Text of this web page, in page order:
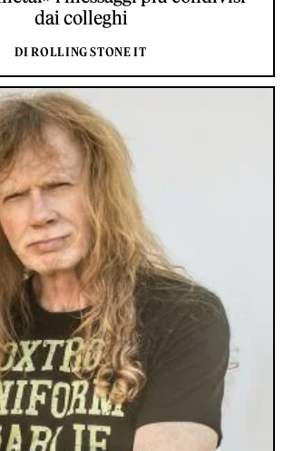
dai colleghi
DI ROLLING STONE IT